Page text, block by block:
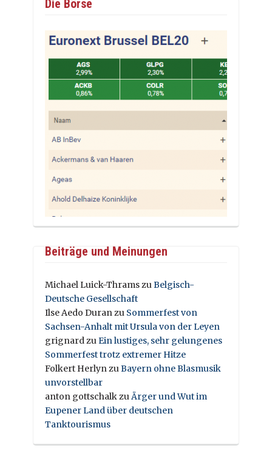
Die Börse
Beiträge und Meinungen
Michael Luick-ThramszuBelgisch-
Deutsche Gesellschaft
Ilse Aedo Duranzu Sommerfest von
Sachsen-Anhalt mit Ursula von der Leyen
grignardzuEin lustiges, sehr gelungenes
Sommerfest trotz extremer Hitze
Folkert HerlynzuBayern ohne Blasmusik
unvorstellbar
anton gottschalkzuÄrger und Wut im
Eupener Land über deutschen
Tanktourismus